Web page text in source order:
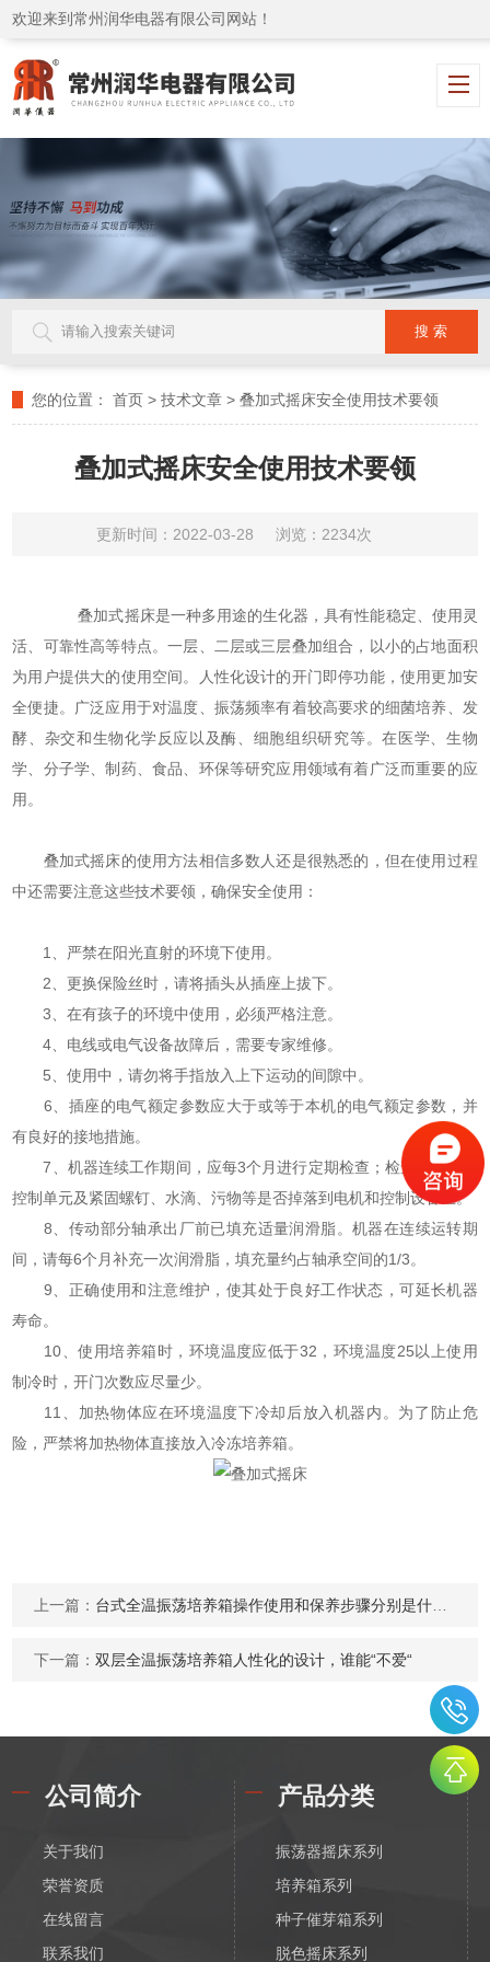
欢迎来到常州润华电器有限公司网站！
您的位置： 首页 >技术文章 >叠加式摇床安全使用技术要领
叠加式摇床安全使用技术要领
更新时间：2022-03-28 浏览：2234次
叠加式摇床是一种多用途的生化器，具有性能稳定、使用灵
活、可靠性高等特点。一层、二层或三层叠加组合，以小的占地面积
为用户提供大的使用空间。人性化设计的开门即停功能，使用更加安
全便捷。广泛应用于对温度、振荡频率有着较高要求的细菌培养、发
酵、杂交和生物化学反应以及酶、细胞组织研究等。在医学、生物
学、分子学、制药、食品、环保等研究应用领域有着广泛而重要的应
用。
叠加式摇床的使用方法相信多数人还是很熟悉的，但在使用过程
中还需要注意这些技术要领，确保安全使用：
1、严禁在阳光直射的环境下使用。
2、更换保险丝时，请将插头从插座上拔下。
3、在有孩子的环境中使用，必须严格注意。
4、电线或电气设备故障后，需要专家维修。
5、使用中，请勿将手指放入上下运动的间隙中。
6、插座的电气额定参数应大于或等于本机的电气额定参数，并
有良好的接地措施。
7、机器连续工作期间，应每3个月进行定期检查；检查保险丝、
控制单元及紧固螺钉、水滴、污物等是否掉落到电机和控制设备上。
8、传动部分轴承出厂前已填充适量润滑脂。机器在连续运转期
间，请每6个月补充一次润滑脂，填充量约占轴承空间的1/3。
9、正确使用和注意维护，使其处于良好工作状态，可延长机器
寿命。
10、使用培养箱时，环境温度应低于32，环境温度25以上使用
制冷时，开门次数应尽量少。
11、加热物体应在环境温度下冷却后放入机器内。为了防止危
险，严禁将加热物体直接放入冷冻培养箱。
上一篇： 台式全温振荡培养箱操作使用和保养步骤分别是什么？
下一篇：双层全温振荡培养箱人性化的设计，谁能“不爱“
公司简介
关于我们
荣誉资质
在线留言
联系我们
产品分类
振荡器摇床系列
培养箱系列
种子催芽箱系列
脱色摇床系列